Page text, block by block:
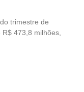
trimestre de
473,8 milhões,